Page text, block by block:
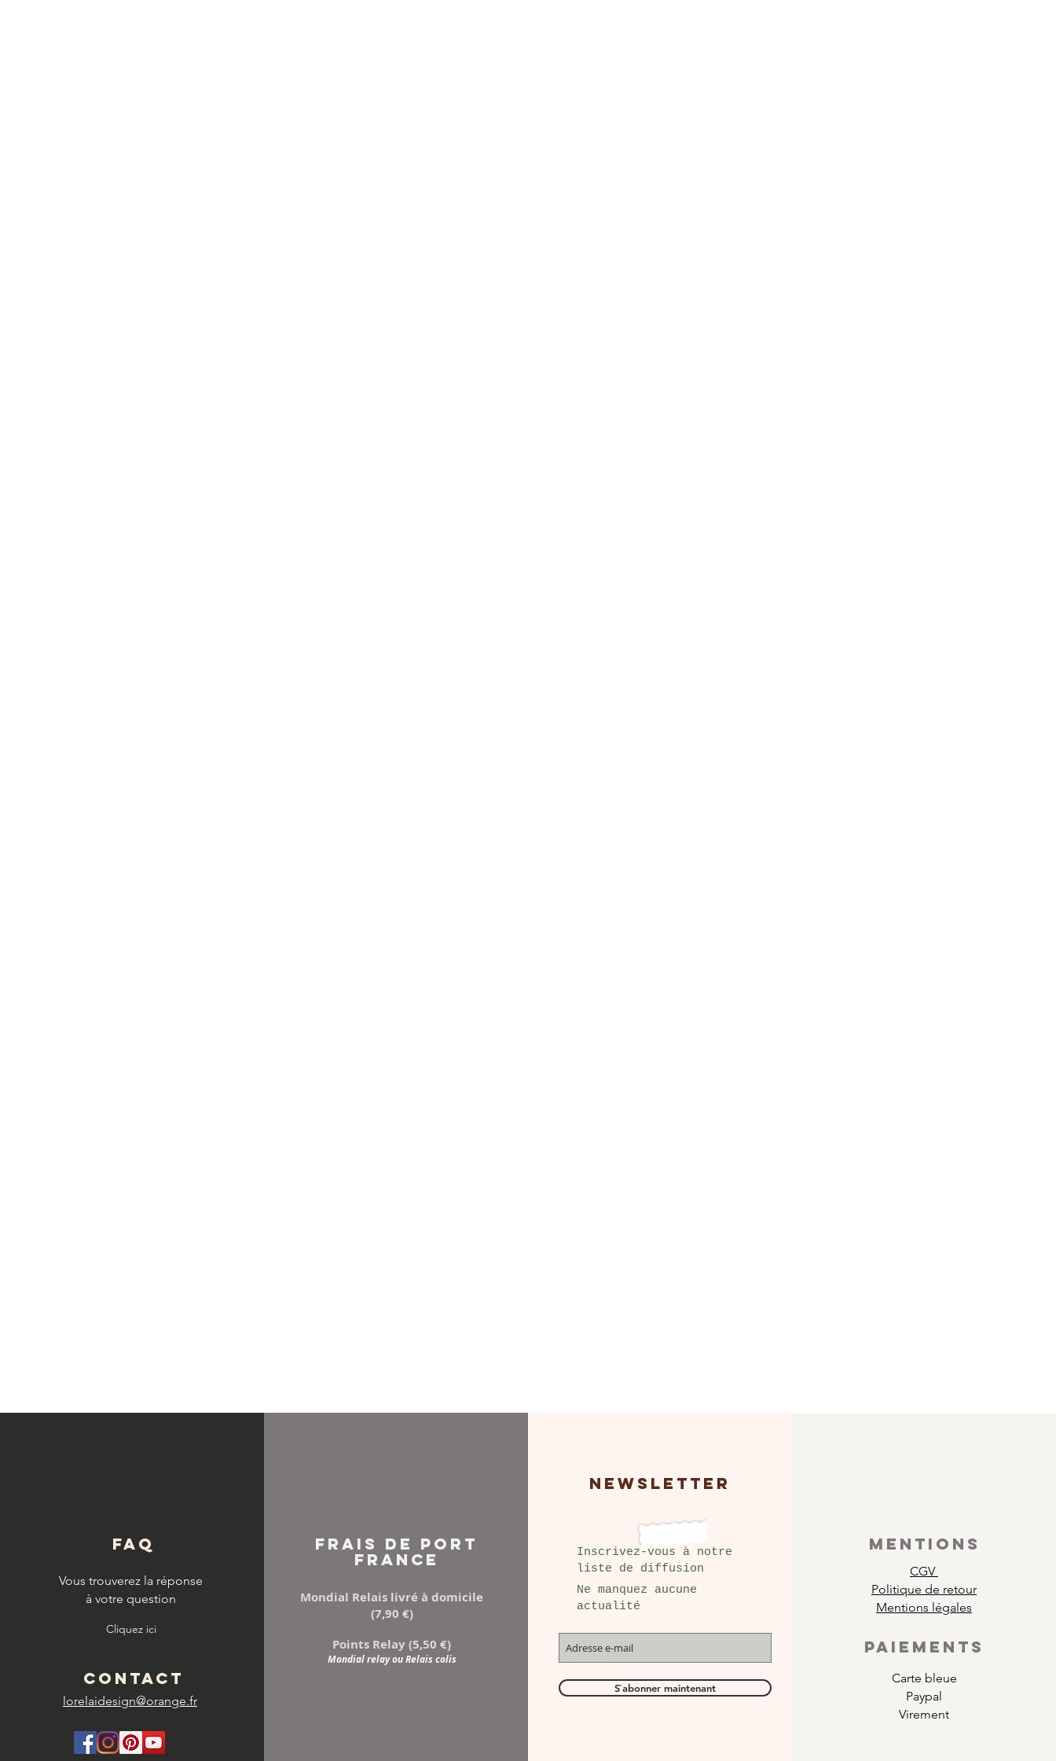
FAQ
Vous trouverez la réponse
à votre question
Cliquez ici
CONTACT
lorelaidesign@orange.fr
FRAIS DE PORT
FRANCE
Mondial Relais livré à domicile
(7,90 €)
Points Relay (5,50 €)
Mondial relay ou Relais colis
NEWSLETTER
Inscrivez-vous à notre
liste de diffusion
Ne manquez aucune
actualité
S`abonner maintenant
MENTIONS
CGV
Politique de retour
Mentions légales
PAIEMENTS
Carte bleue
Paypal
Virement